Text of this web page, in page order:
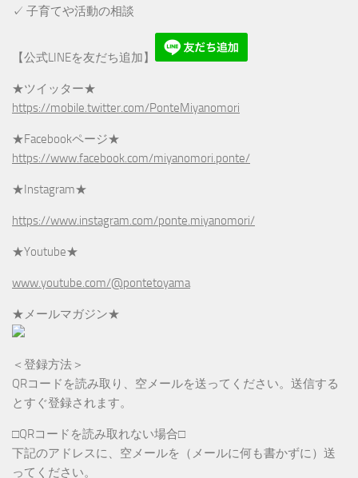
✓ 子育てや活動の相談
【公式LINEを友だち追加】
★ツイッター★
https://mobile.twitter.com/PonteMiyanomori
★Facebookページ★
https://www.facebook.com/miyanomori.ponte/
★Instagram★
https://www.instagram.com/ponte.miyanomori/
★Youtube★
www.youtube.com/@pontetoyama
★メールマガジン★
＜登録方法＞
QRコードを読み取り、空メールを送ってください。送信する
とすぐ登録されます。
□QRコードを読み取れない場合□
下記のアドレスに、空メールを（メールに何も書かずに）送
ってください。